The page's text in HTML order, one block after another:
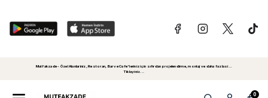
Mutfakzade - Özel Alanlariniz, Restoran, Bar ve Cafe'leriniz için sıfırdan projelendirme, montaj ve daha fazlasi...
Tiklayiniz...
0